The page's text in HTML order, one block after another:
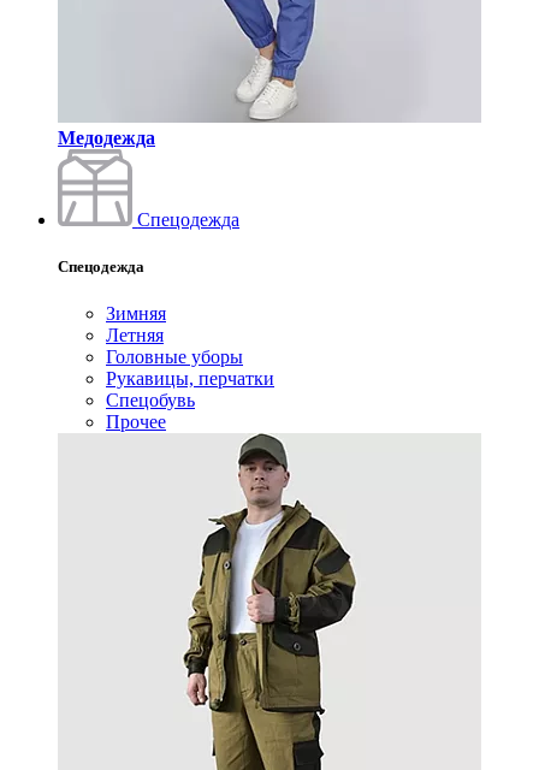
Медодежда
Спецодежда
Спецодежда
Зимняя
Летняя
Головные уборы
Рукавицы, перчатки
Спецобувь
Прочее